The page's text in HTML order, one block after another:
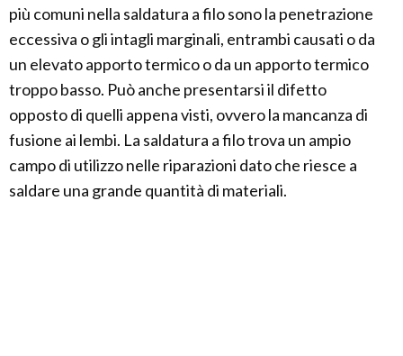
più comuni nella saldatura a filo sono la penetrazione
eccessiva o gli intagli marginali, entrambi causati o da
un elevato apporto termico o da un apporto termico
troppo basso. Può anche presentarsi il difetto
opposto di quelli appena visti, ovvero la mancanza di
fusione ai lembi. La saldatura a filo trova un ampio
campo di utilizzo nelle riparazioni dato che riesce a
saldare una grande quantità di materiali.